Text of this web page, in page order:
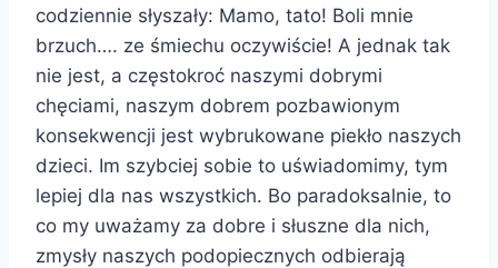
codziennie słyszały: Mamo, tato! Boli mnie
brzuch…. ze śmiechu oczywiście! A jednak tak
nie jest, a częstokroć naszymi dobrymi
chęciami, naszym dobrem pozbawionym
konsekwencji jest wybrukowane piekło naszych
dzieci. Im szybciej sobie to uświadomimy, tym
lepiej dla nas wszystkich. Bo paradoksalnie, to
co my uważamy za dobre i słuszne dla nich,
zmysły naszych podopiecznych odbierają